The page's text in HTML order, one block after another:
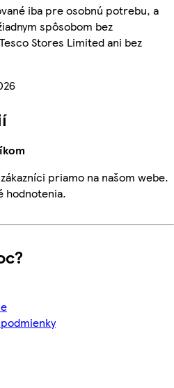
iba pre osobnú potrebu, a
spôsobom bez
Stores Limited ani bez
priamo na našom webe.
hodnotenia.